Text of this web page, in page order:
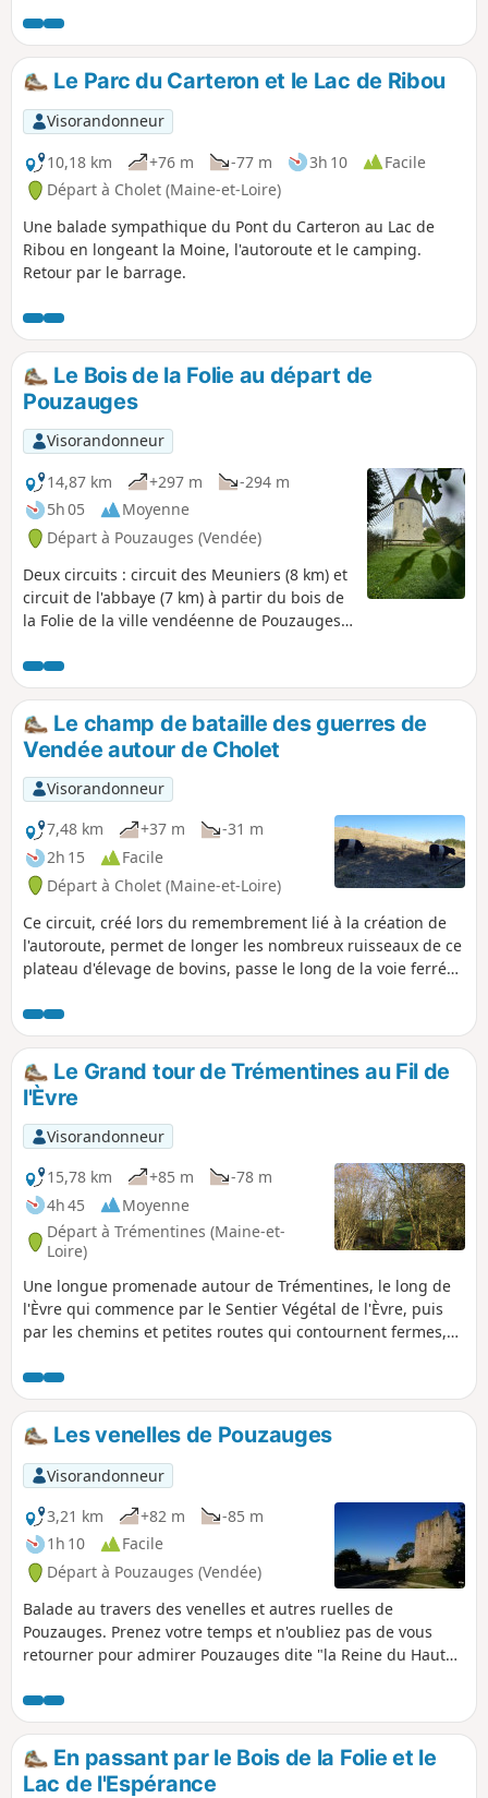
Le Parc du Carteron et le Lac de Ribou
Visorandonneur
10,18 km
+76 m -77 m 3h 10
Facile
Départ à Cholet (Maine-et-Loire)
Une balade sympathique du Pont du Carteron au Lac de
Ribou en longeant la Moine, l'autoroute et le camping.
Retour par le barrage.
Le Bois de la Folie au départ de
Pouzauges
Visorandonneur
14,87 km
+297 m
-294 m
5h 05
Moyenne
Départ à Pouzauges (Vendée)
Deux circuits : circuit des Meuniers (8 km) et
circuit de l'abbaye (7 km) à partir du bois de
la Folie de la ville vendéenne de Pouzauges.
a un peu de dénivelé quand même) et
pique-niquer au bois de la Folie
(nombreuses tables à l'ombre) entre les deux
randonnées. Pour cela le pique-nique reste
dans la voiture.
Le champ de bataille des guerres de
Vendée autour de Cholet
Visorandonneur
7,48 km
+37 m
-31 m
2h 15
Facile
Départ à Cholet (Maine-et-Loire)
Ce circuit, créé lors du remembrement lié à la création de
l'autoroute, permet de longer les nombreux ruisseaux de ce
plateau d'élevage de bovins, passe le long de la voie ferrée
Pontreau et rejoint le point de départ. Passage à un
Belvédère, avant d'arriver.
Le Grand tour de Trémentines au Fil de
l'Èvre
Visorandonneur
15,78 km
+85 m
-78 m
4h 45
Moyenne
Départ à Trémentines (Maine-et-
Loire)
Une longue promenade autour de Trémentines, le long de
l'Èvre qui commence par le Sentier Végétal de l'Èvre, puis
par les chemins et petites routes qui contournent fermes,
impasses de Trémentines.
Les venelles de Pouzauges
Visorandonneur
3,21 km
+82 m
-85 m
1h 10
Facile
Départ à Pouzauges (Vendée)
Balade au travers des venelles et autres ruelles de
Pouzauges. Prenez votre temps et n'oubliez pas de vous
retourner pour admirer Pouzauges dite "la Reine du Haut
En passant par le Bois de la Folie et le
Lac de l'Espérance